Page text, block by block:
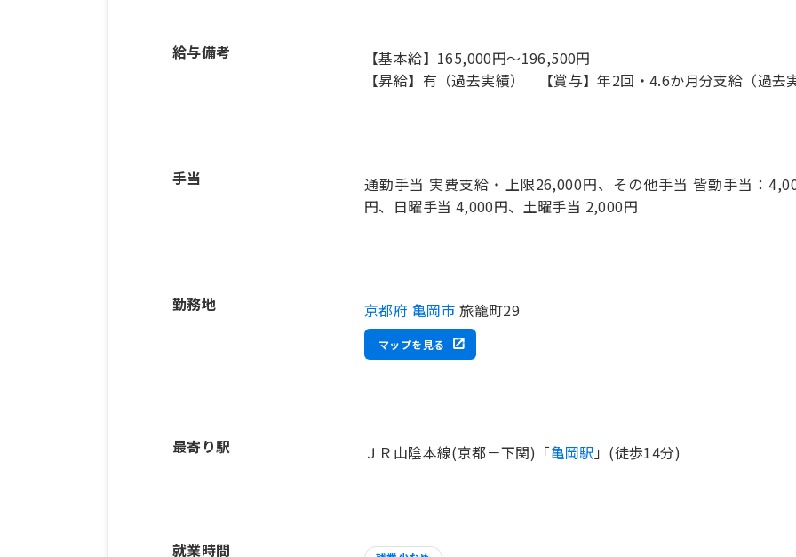
給与備考
【基本給】165,000円～196,500円
【昇給】有（過去実績） 【賞与】年2回・4.6か月分支給（過去
手当
通勤手当 実費支給・上限26,000円、その他手当 皆勤手当：
円、日曜手当 4,000円、土曜手当 2,000円
勤務地 京都府 亀岡市 旅籠町29
マップを見る
最寄り駅 ＪＲ山陰本線(京都－下関)「亀岡駅 」(徒歩14分)
就業時間